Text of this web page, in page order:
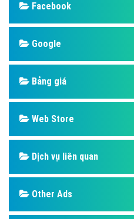
Facebook
Google
Bảng giá
Web Store
Dịch vụ liên quan
Other Ads